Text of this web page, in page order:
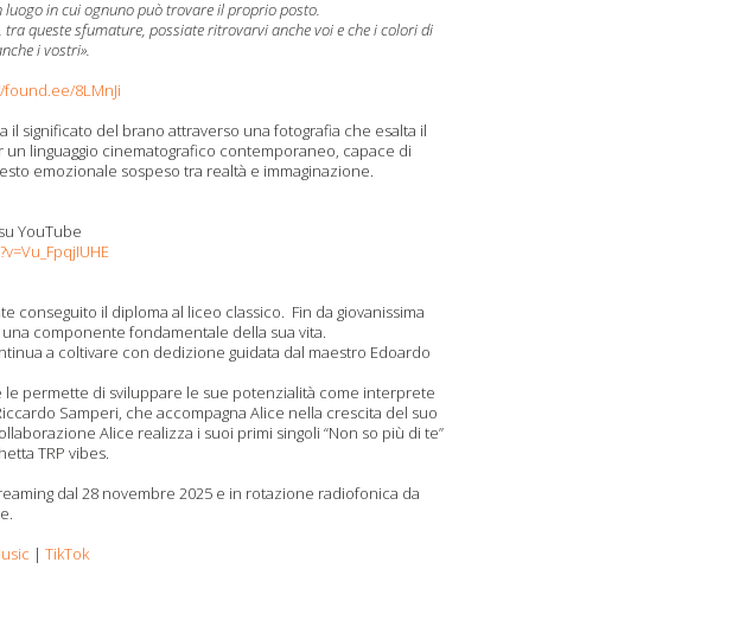
in cui ognuno può trovare il proprio posto.
queste sfumature, possiate ritrovarvi anche voi e che i colori di
i vostri».
8LMnJi
il significato del brano attraverso una fotografia che esalta il
linguaggio cinematografico contemporaneo, capace di
emozionale sospeso tra realtà e immaginazione.
YouTube
conseguito il diploma al liceo classico. Fin da giovanissima
componente fondamentale della sua vita.
a coltivare con dedizione guidata dal maestro Edoardo
permette di sviluppare le sue potenzialità come interprete
Samperi, che accompagna Alice nella crescita del suo
Alice realizza i suoi primi singoli “Non so più di te”
TRP vibes.
dal 28 novembre 2025 e in rotazione radiofonica da
| TikTok